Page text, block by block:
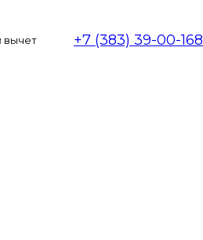
вычет +7 (383) 39-00-168